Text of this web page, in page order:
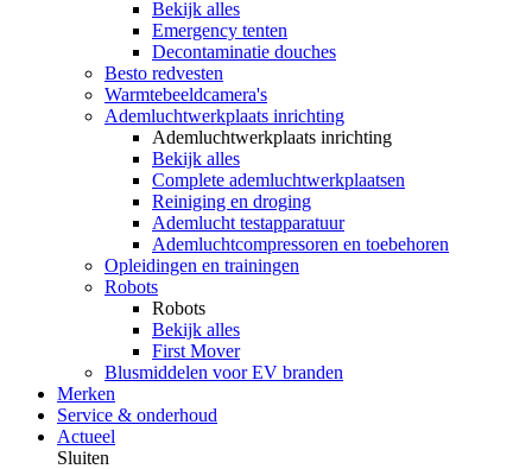
Bekijk alles
Emergency tenten
Decontaminatie douches
Besto redvesten
Warmtebeeldcamera's
Ademluchtwerkplaats inrichting
Ademluchtwerkplaats inrichting
Bekijk alles
Complete ademluchtwerkplaatsen
Reiniging en droging
Ademlucht testapparatuur
Ademluchtcompressoren en toebehoren
Opleidingen en trainingen
Robots
Robots
Bekijk alles
First Mover
Blusmiddelen voor EV branden
Merken
Service & onderhoud
Actueel
Sluiten